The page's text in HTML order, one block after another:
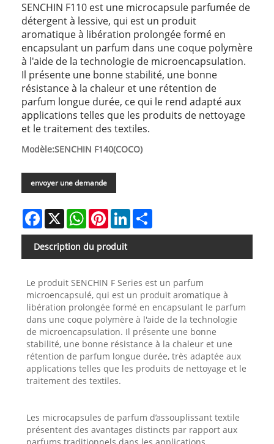
SENCHIN F110 est une microcapsule parfumée de
détergent à lessive, qui est un produit
aromatique à libération prolongée formé en
encapsulant un parfum dans une coque polymère
à l'aide de la technologie de microencapsulation.
Il présente une bonne stabilité, une bonne
résistance à la chaleur et une rétention de
parfum longue durée, ce qui le rend adapté aux
applications telles que les produits de nettoyage
et le traitement des textiles.
Modèle:SENCHIN F140(COCO)
envoyer une demande
Facebook
X WhatsAppPinterestLinkedIn
Description du produit
Le produit SENCHIN F Series est un parfum
microencapsulé, qui est un produit aromatique à
libération prolongée formé en encapsulant le parfum
dans une coque polymère à l'aide de la technologie
de microencapsulation. Il présente une bonne
stabilité, une bonne résistance à la chaleur et une
rétention de parfum longue durée, très adaptée aux
applications telles que les produits de nettoyage et le
traitement des textiles.
Les microcapsules de parfum d’assouplissant textile
présentent des avantages distincts par rapport aux